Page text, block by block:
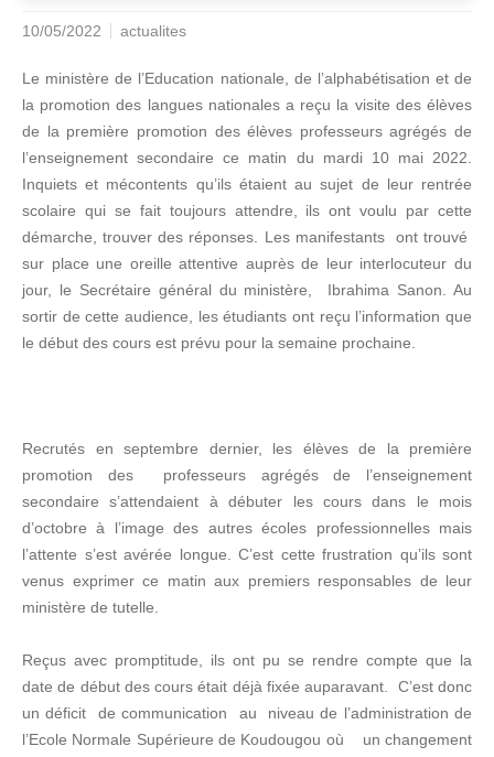
10/05/2022 actualites
Le ministère de l’Education nationale, de l’alphabétisation et de
la promotion des langues nationales a reçu la visite des élèves
de la première promotion des élèves professeurs agrégés de
l’enseignement secondaire ce matin du mardi 10 mai 2022.
Inquiets et mécontents qu’ils étaient au sujet de leur rentrée
scolaire qui se fait toujours attendre, ils ont voulu par cette
démarche, trouver des réponses. Les manifestants ont trouvé
sur place une oreille attentive auprès de leur interlocuteur du
jour, le Secrétaire général du ministère, Ibrahima Sanon. Au
sortir de cette audience, les étudiants ont reçu l’information que
le début des cours est prévu pour la semaine prochaine.
Recrutés en septembre dernier, les élèves de la première
promotion des professeurs agrégés de l’enseignement
secondaire s’attendaient à débuter les cours dans le mois
d’octobre à l’image des autres écoles professionnelles mais
l’attente s’est avérée longue. C’est cette frustration qu’ils sont
venus exprimer ce matin aux premiers responsables de leur
ministère de tutelle.
Reçus avec promptitude, ils ont pu se rendre compte que la
date de début des cours était déjà fixée auparavant. C’est donc
un déficit de communication au niveau de l’administration de
l’Ecole Normale Supérieure de Koudougou où un changement